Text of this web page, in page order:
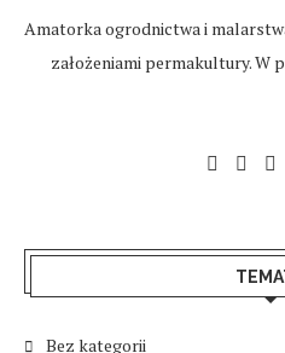
Amatorka ogrodnictwa i
założeniami permakultury. W
Bez kategorii